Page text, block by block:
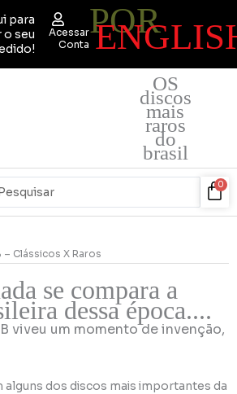
para
o seu
Acessar
Conta
POR
OS
discos
mais
raros
do
brasil
0
– Clássicos X Raros
se compara a
dessa época....
viveu um momento de invenção,
alguns dos discos mais importantes da